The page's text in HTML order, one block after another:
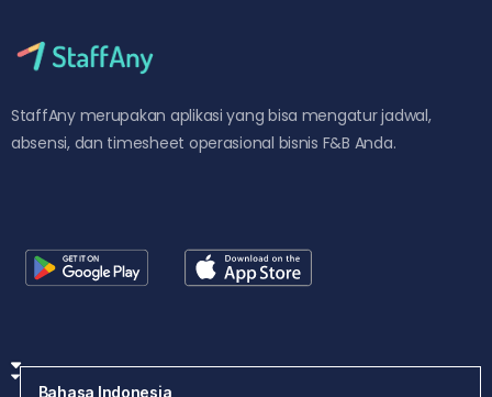
StaffAny merupakan aplikasi yang bisa mengatur jadwal,
absensi, dan timesheet operasional bisnis F&B Anda.